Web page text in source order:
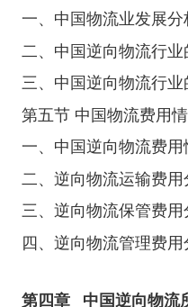
一、中国物流业发展分
二、中国逆向物流行
三、中国逆向物流行
第五节 中国物流费用
一、中国逆向物流费用
二、逆向物流运输费用
三、逆向物流保管费用
四、逆向物流管理费用
第四章 中国逆向物流